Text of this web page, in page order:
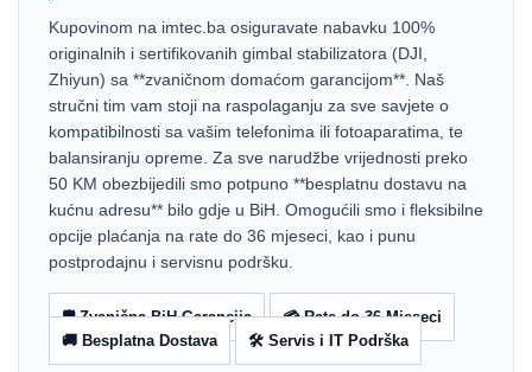
Kupovinom na imtec.ba osiguravate nabavku 100%
originalnih i sertifikovanih gimbal stabilizatora (DJI,
Zhiyun) sa **zvaničnom domaćom garancijom**. Naš
stručni tim vam stoji na raspolaganju za sve savjete o
kompatibilnosti sa vašim telefonima ili fotoaparatima, te
balansiranju opreme. Za sve narudžbe vrijednosti preko
50 KM obezbijedili smo potpuno **besplatnu dostavu na
kućnu adresu** bilo gdje u BiH. Omogućili smo i fleksibilne
opcije plaćanja na rate do 36 mjeseci, kao i punu
postprodajnu i servisnu podršku.
🛡️ Zvanična BiH Garancija
💳 Rate do 36 Mjeseci
🚚 Besplatna Dostava
🛠️ Servis i IT Podrška